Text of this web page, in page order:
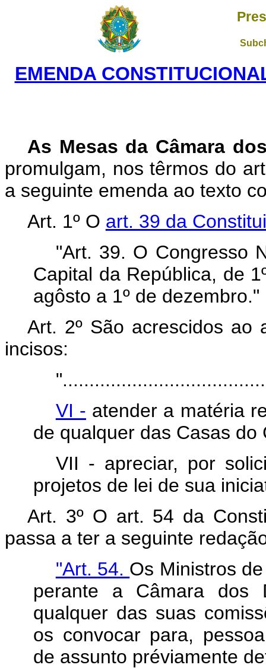
EMENDA
As Mesas da Câmara
promulgam, nos têrmos do
a seguinte emenda ao texto
Art. 1º O art. 39 da
"Art. 39. O Congresso
Capital da República, de
agôsto a 1º de dezembro."
Art. 2º São acrescidos ao
incisos:
VI - atender a matéria
de qualquer das Casas do
VII - apreciar, por
projetos de lei de sua
Art. 3º O art. 54 da
passa a ter a seguinte
"Art. 54. Os Ministros
perante a Câmara dos
qualquer das suas
os convocar para,
de assunto préviamente